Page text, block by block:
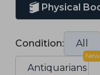
Physical
Condition: All
Antiquarians
New